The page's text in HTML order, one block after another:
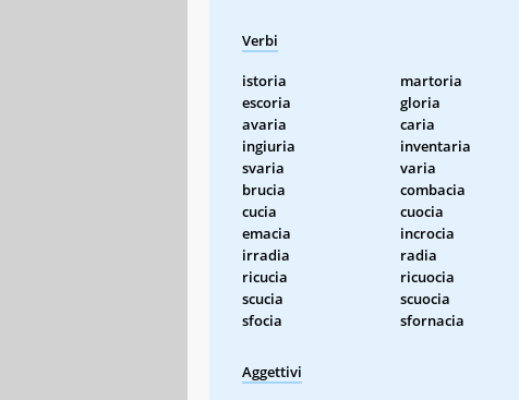
Verbi
istoria martoria
escoria
gloria
avaria
caria
ingiuria
inventaria
svaria
varia
brucia
combacia
cucia
cuocia
emacia
incrocia
irradia
radia
ricucia
ricuocia
scucia
scuocia
sfocia
sfornacia
Aggettivi